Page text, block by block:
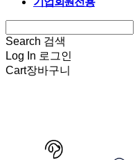
Search 검색
Log In 로그인
Cart장바구니